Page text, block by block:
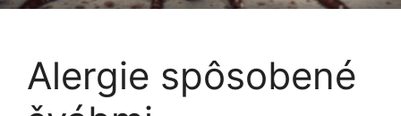
Alergie spôsobené